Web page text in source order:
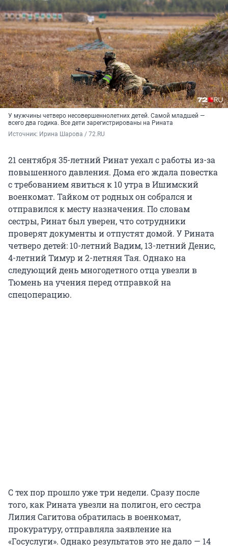
У мужчины четверо несовершеннолетних детей. Самой младшей —
всего два годика. Все дети зарегистрированы на Рината
Источник: Ирина Шарова / 72.RU
21 сентября 35-летний Ринат уехал с работы из-за
повышенного давления. Дома его ждала повестка
с требованием явиться к 10 утра в Ишимский
военкомат. Тайком от родных он собрался и
отправился к месту назначения. По словам
сестры, Ринат был уверен, что сотрудники
проверят документы и отпустят домой. У Рината
четверо детей: 10-летний Вадим, 13-летний Денис,
4-летний Тимур и 2-летняя Тая. Однако на
следующий день многодетного отца увезли в
Тюмень на учения перед отправкой на
спецоперацию.
С тех пор прошло уже три недели. Сразу после
того, как Рината увезли на полигон, его сестра
Лилия Сагитова обратилась в военкомат,
прокуратуру, отправляла заявление на
«Госуслуги». Однако результатов это не дало — 14